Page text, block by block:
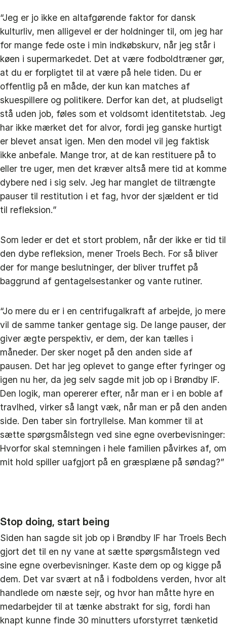
“Jeg er jo ikke en altafgørende faktor for dansk
kulturliv, men alligevel er der holdninger til, om jeg har
for mange fede oste i min indkøbskurv, når jeg står i
køen i supermarkedet. Det at være fodboldtræner gør,
at du er forpligtet til at være på hele tiden. Du er
offentlig på en måde, der kun kan matches af
skuespillere og politikere. Derfor kan det, at pludseligt
stå uden job, føles som et voldsomt identitetstab. Jeg
har ikke mærket det for alvor, fordi jeg ganske hurtigt
er blevet ansat igen. Men den model vil jeg faktisk
ikke anbefale. Mange tror, at de kan restituere på to
eller tre uger, men det kræver altså mere tid at komme
dybere ned i sig selv. Jeg har manglet de tiltrængte
pauser til restitution i et fag, hvor der sjældent er tid
til refleksion.”
Som leder er det et stort problem, når der ikke er tid til
den dybe refleksion, mener Troels Bech. For så bliver
der for mange beslutninger, der bliver truffet på
baggrund af gentagelsestanker og vante rutiner.
“Jo mere du er i en centrifugalkraft af arbejde, jo mere
vil de samme tanker gentage sig. De lange pauser, der
giver ægte perspektiv, er dem, der kan tælles i
måneder. Der sker noget på den anden side af
pausen. Det har jeg oplevet to gange efter fyringer og
igen nu her, da jeg selv sagde mit job op i Brøndby IF.
Den logik, man opererer efter, når man er i en boble af
travlhed, virker så langt væk, når man er på den anden
side. Den taber sin fortryllelse. Man kommer til at
sætte spørgsmålstegn ved sine egne overbevisninger:
Hvorfor skal stemningen i hele familien påvirkes af, om
mit hold spiller uafgjort på en græsplæne på søndag?”
Stop doing, start being
Siden han sagde sit job op i Brøndby IF har Troels Bech
gjort det til en ny vane at sætte spørgsmålstegn ved
sine egne overbevisninger. Kaste dem op og kigge på
dem. Det var svært at nå i fodboldens verden, hvor alt
handlede om næste sejr, og hvor han måtte hyre en
medarbejder til at tænke abstrakt for sig, fordi han
knapt kunne finde 30 minutters uforstyrret tænketid